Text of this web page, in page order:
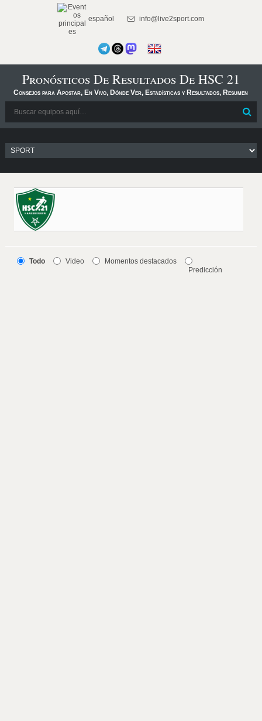
español info@live2sport.com
Pronósticos De Resultados De HSC 21
Consejos para Apostar, En Vivo, Dónde Ver, Estadísticas y Resultados, Resumen
Todo Video
Momentos destacados
Predicción